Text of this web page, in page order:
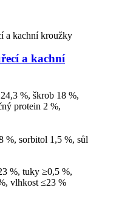
a kachní
%, škrob 18 %,
protein 2 %,
%, sorbitol 1,5 %, sůl
%, tuky ≥0,5 %,
vlhkost ≤23 %